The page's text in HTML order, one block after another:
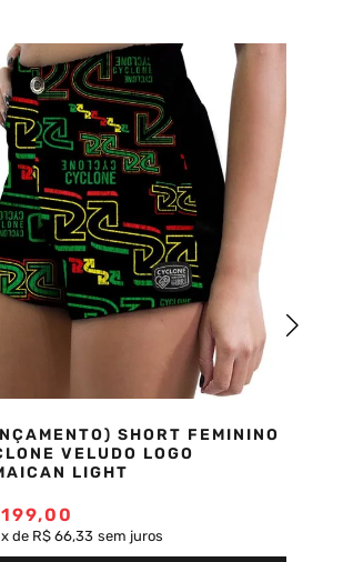
SHORT FEMININO
VELUDO LOGO
LIGHT
199,00
xde R$ 66,33 sem juros